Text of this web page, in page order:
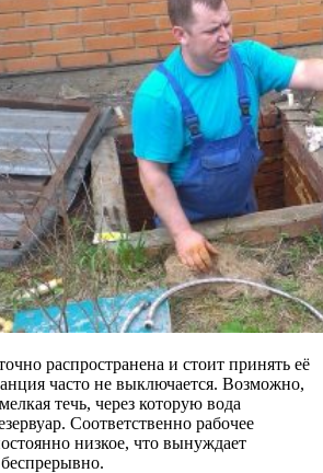
распространена и стоит принять её
часто не выключается. Возможно,
течь, через которую вода
Соответственно рабочее
низкое, что вынуждает